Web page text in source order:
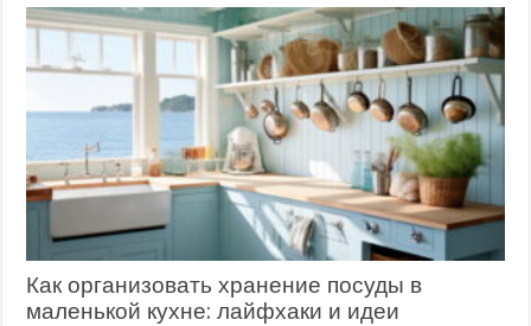
Как организовать хранение посуды в
маленькой кухне: лайфхаки и идеи